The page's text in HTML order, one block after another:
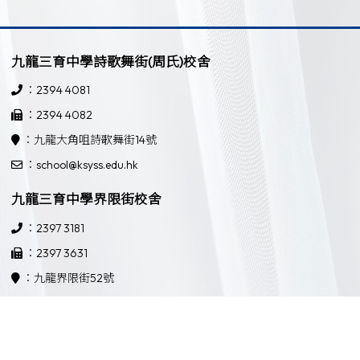
九龍三育中學詩歌舞街(周氏)校舍
：2394 4081
：2394 4082
：九龍大角咀詩歌舞街14號
：school@ksyss.edu.hk
九龍三育中學界限街校舍
：2397 3181
：2397 3631
：九龍界限街52號